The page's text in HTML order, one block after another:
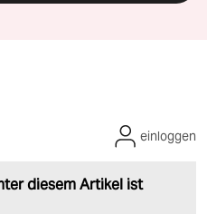
diesem Artikel ist
einloggen